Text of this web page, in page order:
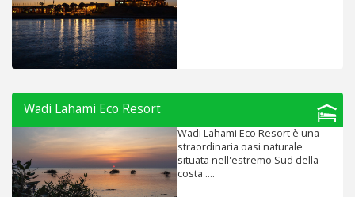
Wadi Lahami Eco Resort
Wadi Lahami Eco Resort è una
straordinaria oasi naturale
situata nell'estremo Sud della
costa ....